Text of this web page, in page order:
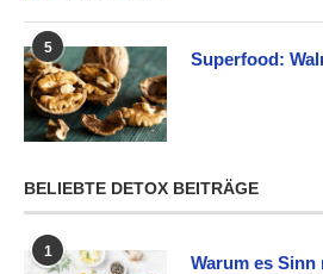
5
Superfood:
BELIEBTE DETOX BEITRÄGE
1
Warum es Sinn